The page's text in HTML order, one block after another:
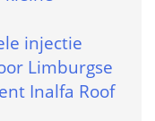
injectie
Limburgse
Inalfa Roof